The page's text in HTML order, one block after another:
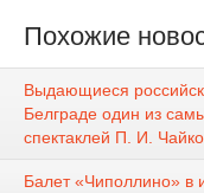
Похожие
Выдающиеся
Белграде один из
спектаклей П. И.
Балет «Чиполлино» в